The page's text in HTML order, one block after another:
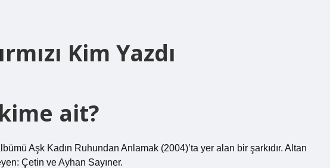
Kim Yazdı
kime ait?
Aşk Kadın Ruhundan Anlamak (2004)’ta yer alan bir şarkıdır. Altan
Çetin ve Ayhan Sayıner.